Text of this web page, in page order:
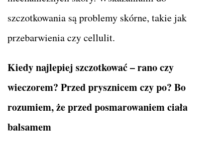
szczotkowania są problemy skórne, takie jak
przebarwienia czy cellulit.
Kiedy najlepiej szczotkować – rano czy
wieczorem? Przed prysznicem czy po? Bo
rozumiem, że przed posmarowaniem ciała
balsamem